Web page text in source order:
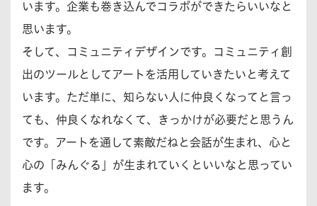
います。企業も巻き込んでコラボができたらいいなと
思います。
そして、コミュニティデザインです。コミュニティ創
出のツールとしてアートを活用していきたいと考えて
います。ただ単に、知らない人に仲良くなってと言っ
ても、仲良くなれなくて、きっかけが必要だと思うん
です。アートを通して素敵だねと会話が生まれ、心と
心の「みんぐる」が生まれていくといいなと思ってい
ます。